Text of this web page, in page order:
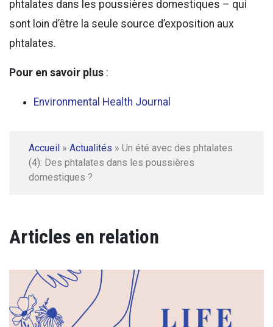
phtalates dans les poussières domestiques – qui
sont loin d’être la seule source d’exposition aux
phtalates.
Pour en savoir plus :
Environmental Health Journal
Accueil » Actualités » Un été avec des phtalates
(4): Des phtalates dans les poussières
domestiques ?
Articles en relation